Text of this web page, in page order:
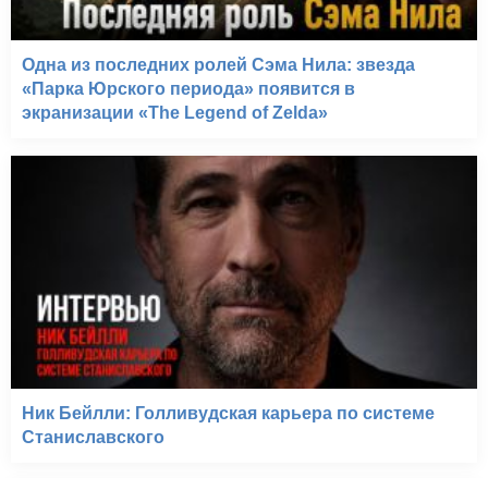
Грань (2008-2013)
Одна из последних ролей Сэма Нила: звезда
«Парка Юрского периода» появится в
экранизации «The Legend of Zelda»
Ник Бейлли: Голливудская карьера по системе
Станиславского